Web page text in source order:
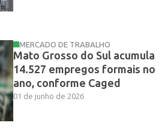
MERCADO DE TRABALHO
Mato Grosso do Sul acumula
14.527 empregos formais no
ano, conforme Caged
01 de junho de 2026